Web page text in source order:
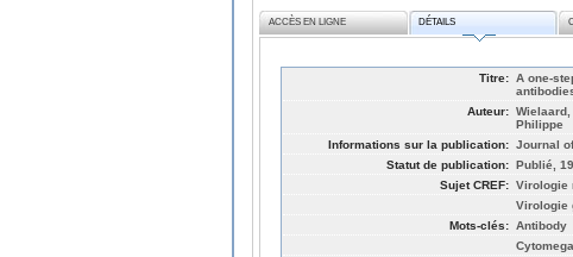
ACCÈS EN LIGNE DÉTAILS
Titre: A one-
Auteur:
Philippe
Informations sur la publication: Journal
Statut de publication: Publié,
Sujet CREF: Virologie
Virologie
Mots-clés: Antibody